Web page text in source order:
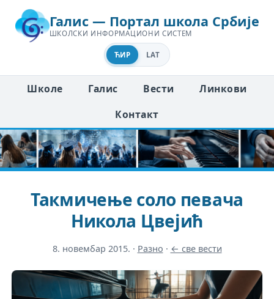
Галис — Портал школа Србије
ШКОЛСКИ ИНФОРМАЦИОНИ СИСТЕМ
ЋИР LAT
Школе Галис Вести
Линкови
Контакт
Такмичење соло певача
Никола Цвејић
8. новембар 2015. · Разно · ← све вести